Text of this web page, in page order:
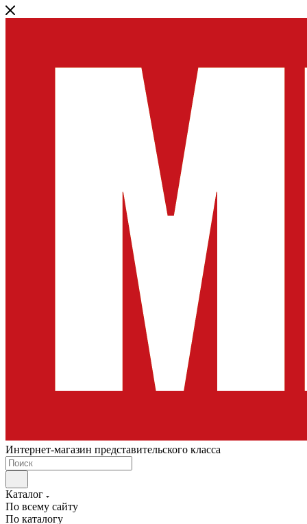
Интернет-магазин представительского класса
Каталог
По всему сайту
По каталогу